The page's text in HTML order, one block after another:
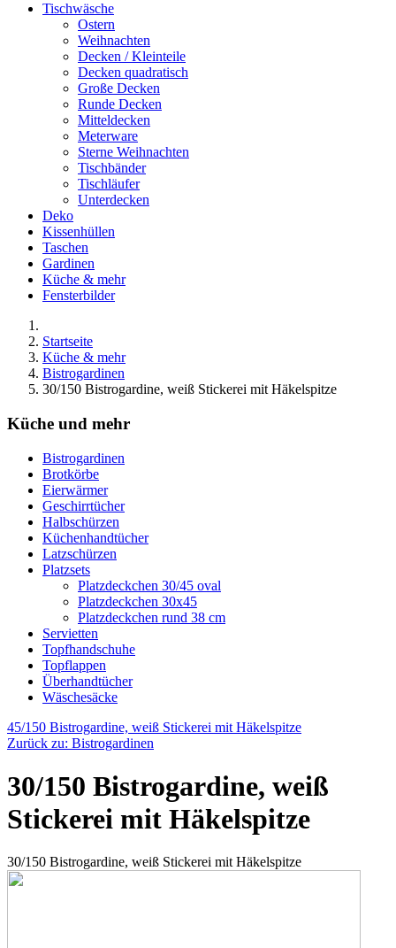
Tischwäsche
Ostern
Weihnachten
Decken / Kleinteile
Decken quadratisch
Große Decken
Runde Decken
Mitteldecken
Meterware
Sterne Weihnachten
Tischbänder
Tischläufer
Unterdecken
Deko
Kissenhüllen
Taschen
Gardinen
Küche & mehr
Fensterbilder
Startseite
Küche & mehr
Bistrogardinen
30/150 Bistrogardine, weiß Stickerei mit Häkelspitze
Küche und mehr
Bistrogardinen
Brotkörbe
Eierwärmer
Geschirrtücher
Halbschürzen
Küchenhandtücher
Latzschürzen
Platzsets
Platzdeckchen 30/45 oval
Platzdeckchen 30x45
Platzdeckchen rund 38 cm
Servietten
Topfhandschuhe
Topflappen
Überhandtücher
Wäschesäcke
45/150 Bistrogardine, weiß Stickerei mit Häkelspitze
Zurück zu: Bistrogardinen
30/150 Bistrogardine, weiß
Stickerei mit Häkelspitze
30/150 Bistrogardine, weiß Stickerei mit Häkelspitze